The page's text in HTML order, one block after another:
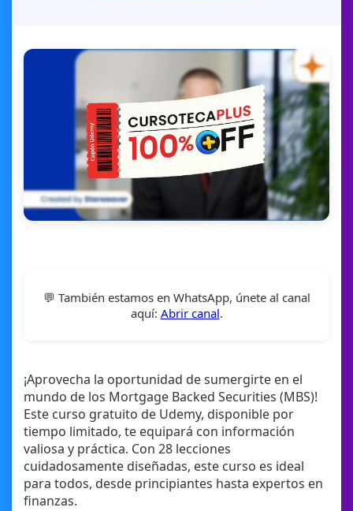
💬 También estamos en WhatsApp, únete al canal
aquí: Abrir canal.
¡Aprovecha la oportunidad de sumergirte en el
mundo de los Mortgage Backed Securities (MBS)!
Este curso gratuito de Udemy, disponible por
tiempo limitado, te equipará con información
valiosa y práctica. Con 28 lecciones
cuidadosamente diseñadas, este curso es ideal
para todos, desde principiantes hasta expertos en
finanzas.